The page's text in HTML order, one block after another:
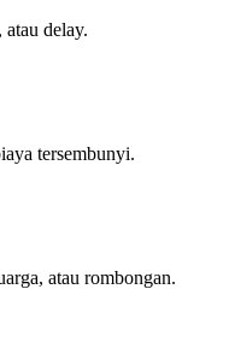
delay.
tersembunyi.
atau rombongan.